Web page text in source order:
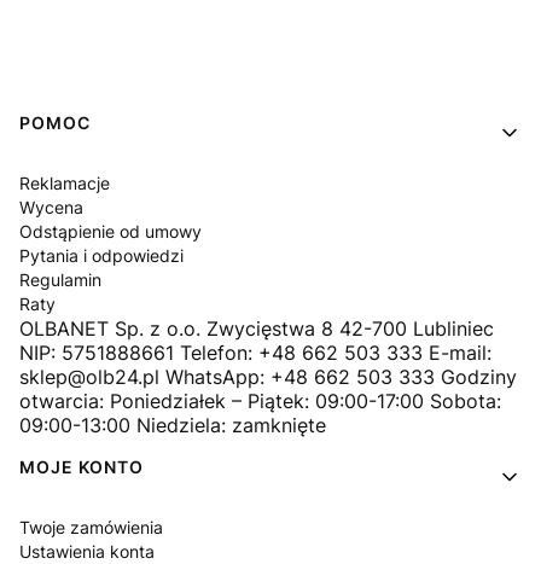
Linki w stopce
POMOC
Reklamacje
Wycena
Odstąpienie od umowy
Pytania i odpowiedzi
Regulamin
Raty
OLBANET Sp. z o.o. Zwycięstwa 8 42-700 Lubliniec
NIP: 5751888661 Telefon: +48 662 503 333 E-mail:
sklep@olb24.pl WhatsApp: +48 662 503 333 Godziny
otwarcia: Poniedziałek – Piątek: 09:00-17:00 Sobota:
09:00-13:00 Niedziela: zamknięte
MOJE KONTO
Twoje zamówienia
Ustawienia konta